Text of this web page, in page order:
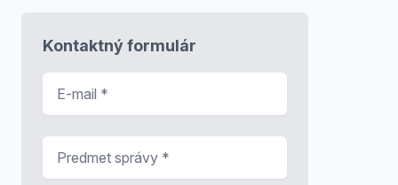
Kontaktný formulár